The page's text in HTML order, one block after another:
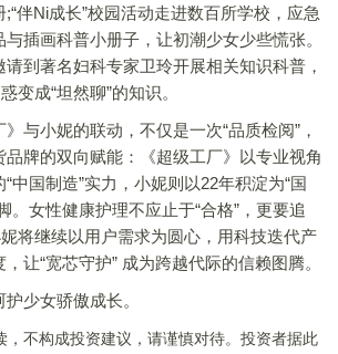
伴Ni成长”校园活动走进数百所学校，应急
插画科普小册子，让初潮少女少些慌张。
到著名妇科专家卫玲开展相关知识科普，
变成“坦然聊”的知识。
小妮的联动，不仅是一次“品质检阅”，
牌的双向赋能：《超级工厂》以专业视角
中国制造”实力，小妮则以22年积淀为“国
。女性健康护理不应止于“合格”，更要追
将继续以用户需求为圆心，用科技迭代产
让“宽芯守护” 成为跨越代际的信赖图腾。
少女骄傲成长。
不构成投资建议，请谨慎对待。投资者据此